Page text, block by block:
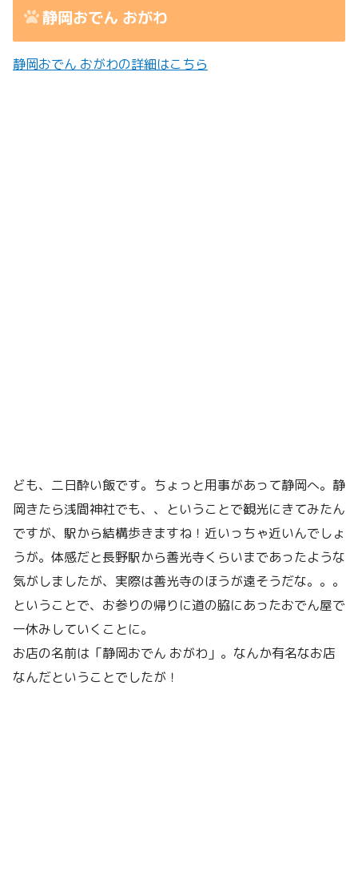
静岡おでん おがわ
静岡おでん おがわの詳細はこちら
ども、二日酔い飯です。ちょっと用事があって静岡へ。静
岡きたら浅間神社でも、、ということで観光にきてみたん
ですが、駅から結構歩きますね！近いっちゃ近いんでしょ
うが。体感だと長野駅から善光寺くらいまであったような
気がしましたが、実際は善光寺のほうが遠そうだな。。。
ということで、お参りの帰りに道の脇にあったおでん屋で
一休みしていくことに。
お店の名前は「静岡おでん おがわ」。なんか有名なお店
なんだということでしたが！